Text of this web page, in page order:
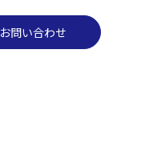
お問い合わせ
製品・工法